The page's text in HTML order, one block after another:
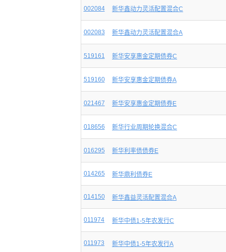
002084 新华鑫动力灵活配置混合C
002083 新华鑫动力灵活配置混合A
519161 新华安享惠金定期债券C
519160 新华安享惠金定期债券A
021467 新华安享惠金定期债券E
018656 新华行业周期轮换混合C
016295 新华利率债债券E
014265 新华鼎利债券E
014150 新华鑫益灵活配置混合A
011974 新华中债1-5年农发行C
011973 新华中债1-5年农发行A